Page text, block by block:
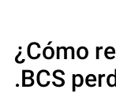
¿Cómo
.BCS